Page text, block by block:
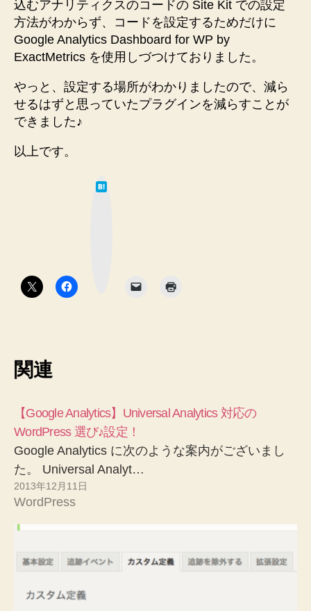
込むアナリティクスのコードの Site Kit での設定
方法がわからず、コードを設定するためだけに
Google Analytics Dashboard for WP by
ExactMetrics を使用しづつけておりました。
やっと、設定する場所がわかりましたので、減ら
せるはずと思っていたプラグインを減らすことが
できました♪
以上です。
関連
【Google Analytics】Universal Analytics 対応の
WordPress 選び♪設定！
Google Analytics に次のような案内がございまし
た。 Universal Analyt…
2013年12月11日
WordPress